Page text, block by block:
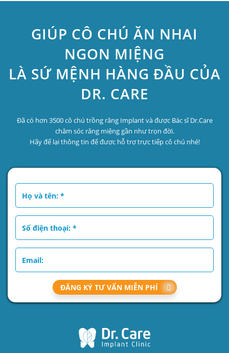
GIÚP CÔ CHÚ ĂN NHAI
NGON MIỆNG
LÀ SỨ MỆNH HÀNG ĐẦU CỦA
DR. CARE
Đã có hơn 3500 cô chú trồng răng Implant và được Bác sĩ Dr.Care
chăm sóc răng miệng gần như trọn đời.
Hãy để lại thông tin để được hỗ trợ trực tiếp cô chú nhé!
ĐĂNG KÝ TƯ VẤN MIỄN PHÍ